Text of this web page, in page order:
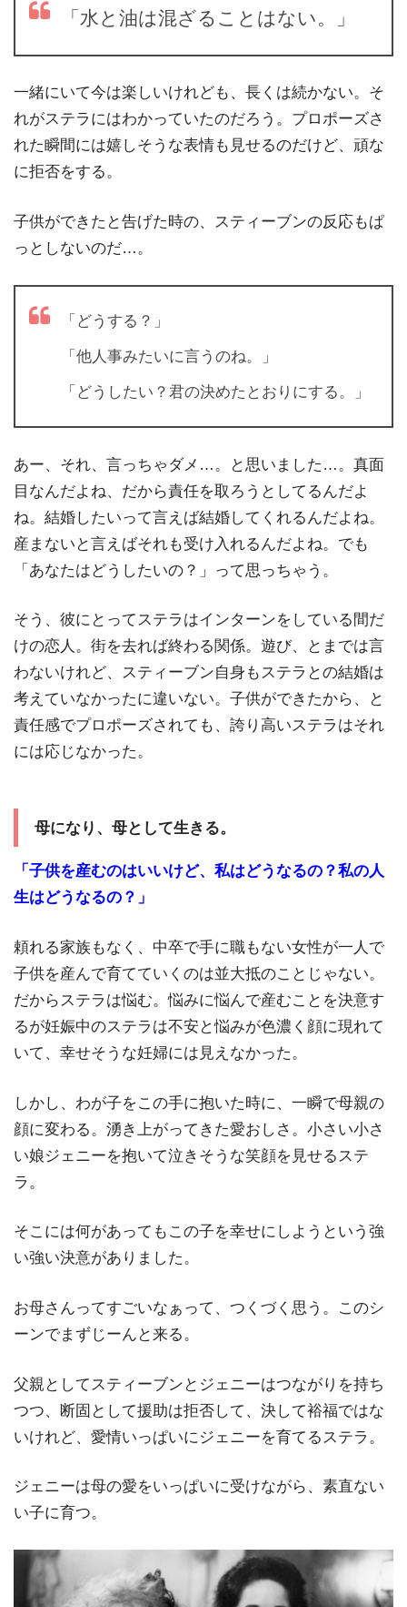
「水と油は混ざることはない。」
一緒にいて今は楽しいけれども、長くは続かない。そ
れがステラにはわかっていたのだろう。プロポーズさ
れた瞬間には嬉しそうな表情も見せるのだけど、頑な
に拒否をする。
子供ができたと告げた時の、スティーブンの反応もぱ
っとしないのだ…。
「どうする？」
「他人事みたいに言うのね。」
「どうしたい？君の決めたとおりにする。」
あー、それ、言っちゃダメ…。と思いました…。真面
目なんだよね、だから責任を取ろうとしてるんだよ
ね。結婚したいって言えば結婚してくれるんだよね。
産まないと言えばそれも受け入れるんだよね。でも
「あなたはどうしたいの？」って思っちゃう。
そう、彼にとってステラはインターンをしている間だ
けの恋人。街を去れば終わる関係。遊び、とまでは言
わないけれど、スティーブン自身もステラとの結婚は
考えていなかったに違いない。子供ができたから、と
責任感でプロポーズされても、誇り高いステラはそれ
には応じなかった。
母になり、母として生きる。
「子供を産むのはいいけど、私はどうなるの？私の人
生はどうなるの？」
頼れる家族もなく、中卒で手に職もない女性が一人で
子供を産んで育てていくのは並大抵のことじゃない。
だからステラは悩む。悩みに悩んで産むことを決意す
るが妊娠中のステラは不安と悩みが色濃く顔に現れて
いて、幸せそうな妊婦には見えなかった。
しかし、わが子をこの手に抱いた時に、一瞬で母親の
顔に変わる。湧き上がってきた愛おしさ。小さい小さ
い娘ジェニーを抱いて泣きそうな笑顔を見せるステ
ラ。
そこには何があってもこの子を幸せにしようという強
い強い決意がありました。
お母さんってすごいなぁって、つくづく思う。このシ
ーンでまずじーんと来る。
父親としてスティーブンとジェニーはつながりを持ち
つつ、断固として援助は拒否して、決して裕福ではな
いけれど、愛情いっぱいにジェニーを育てるステラ。
ジェニーは母の愛をいっぱいに受けながら、素直ない
い子に育つ。